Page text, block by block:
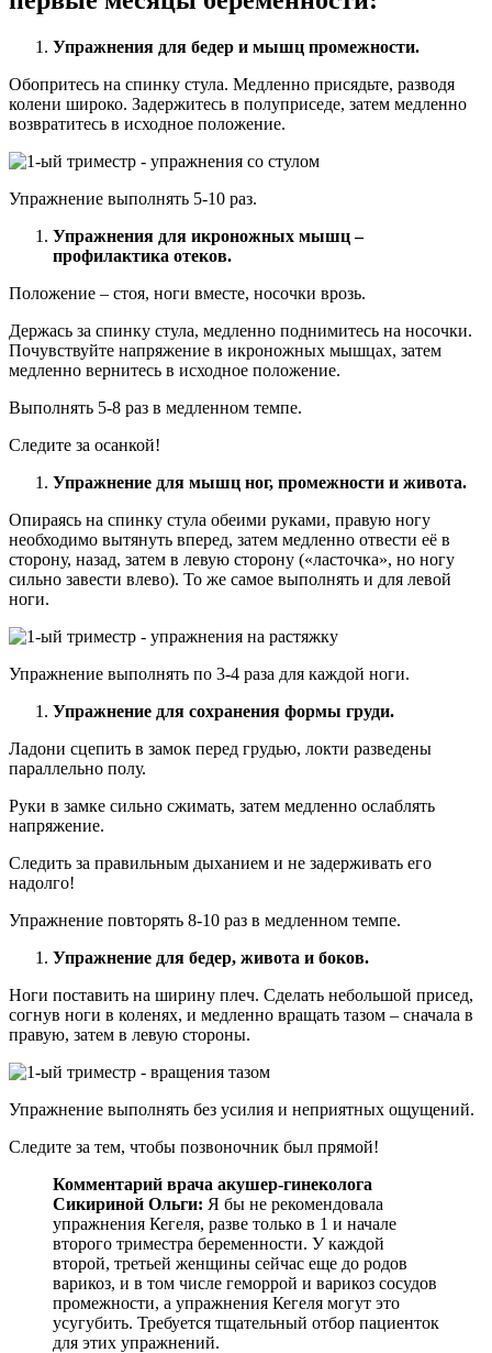
Упражнения для бедер и мышц промежности.
Обопритесь на спинку стула. Медленно присядьте, разводя
колени широко. Задержитесь в полуприседе, затем медленно
возвратитесь в исходное положение.
Упражнение выполнять 5-10 раз.
Упражнения для икроножных мышц –
профилактика отеков.
Положение – стоя, ноги вместе, носочки врозь.
Держась за спинку стула, медленно поднимитесь на носочки.
Почувствуйте напряжение в икроножных мышцах, затем
медленно вернитесь в исходное положение.
Выполнять 5-8 раз в медленном темпе.
Следите за осанкой!
Упражнение для мышц ног, промежности и живота.
Опираясь на спинку стула обеими руками, правую ногу
необходимо вытянуть вперед, затем медленно отвести её в
сторону, назад, затем в левую сторону («ласточка», но ногу
сильно завести влево). То же самое выполнять и для левой
ноги.
Упражнение выполнять по 3-4 раза для каждой ноги.
Упражнение для сохранения формы груди.
Ладони сцепить в замок перед грудью, локти разведены
параллельно полу.
Руки в замке сильно сжимать, затем медленно ослаблять
напряжение.
Следить за правильным дыханием и не задерживать его
надолго!
Упражнение повторять 8-10 раз в медленном темпе.
Упражнение для бедер, живота и боков.
Ноги поставить на ширину плеч. Сделать небольшой присед,
согнув ноги в коленях, и медленно вращать тазом – сначала в
правую, затем в левую стороны.
Упражнение выполнять без усилия и неприятных ощущений.
Следите за тем, чтобы позвоночник был прямой!
Комментарий врача акушер-гинеколога
Сикириной Ольги: Я бы не рекомендовала
упражнения Кегеля, разве только в 1 и начале
второго триместра беременности. У каждой
второй, третьей женщины сейчас еще до родов
варикоз, и в том числе геморрой и варикоз сосудов
промежности, а упражнения Кегеля могут это
усугубить. Требуется тщательный отбор пациенток
для этих упражнений.